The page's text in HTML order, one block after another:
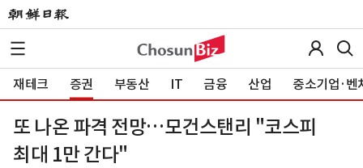
재테크 증권 부동산 IT 금융 산업 중소기업·벤
또 나온 파격 전망…모건스탠리 "코스피
최대 1만 간다"